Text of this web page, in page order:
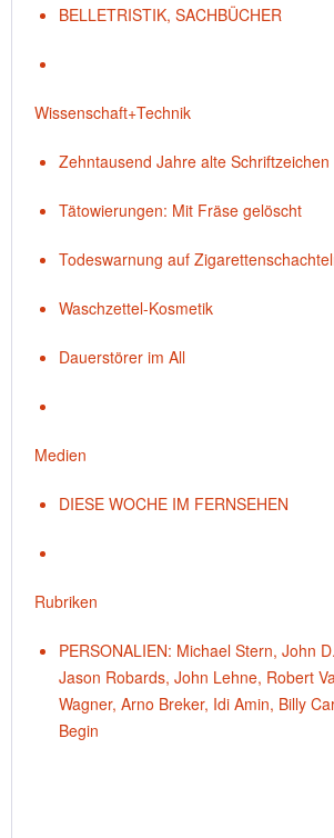
BELLETRISTIK, SACHBÜCHER
Wissenschaft+Technik
Zehntausend Jahre alte Schriftzeichen
Tätowierungen: Mit Fräse gelöscht
Todeswarnung auf
Waschzettel-Kosmetik
Dauerstörer im All
Medien
DIESE WOCHE IM FERNSEHEN
Rubriken
PERSONALIEN: Michael Stern, John
Jason Robards, John Lehne, Robert
Wagner, Arno Breker, Idi Amin, Billy
Begin